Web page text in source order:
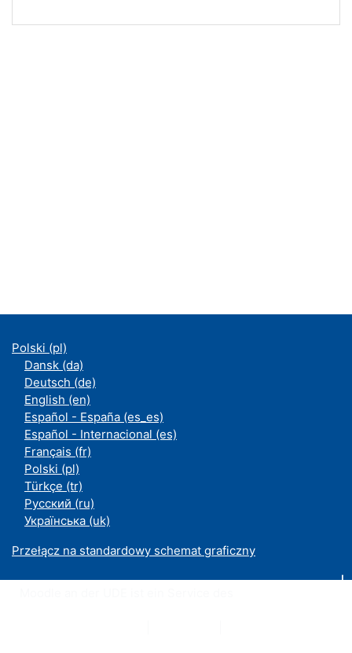
Polski ‎(pl)‎
Dansk ‎(da)‎
Deutsch ‎(de)‎
English ‎(en)‎
Español - España ‎(es_es)‎
Español - Internacional ‎(es)‎
Français ‎(fr)‎
Polski ‎(pl)‎
Türkçe ‎(tr)‎
Русский ‎(ru)‎
Українська ‎(uk)‎
Przełącz na standardowy schemat graficzny